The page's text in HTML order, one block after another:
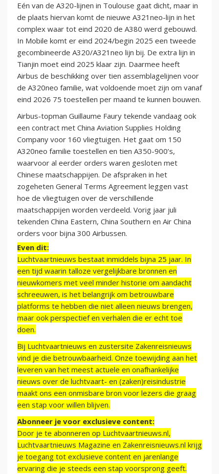
Eén van de A320-lijnen in Toulouse gaat dicht, maar in
de plaats hiervan komt de nieuwe A321neo-lijn in het
complex waar tot eind 2020 de A380 werd gebouwd.
In Mobile komt er eind 2024/begin 2025 een tweede
gecombineerde A320/A321neo lijn bij. De extra lijn in
Tianjin moet eind 2025 klaar zijn. Daarmee heeft
Airbus de beschikking over tien assemblagelijnen voor
de A320neo familie, wat voldoende moet zijn om vanaf
eind 2026 75 toestellen per maand te kunnen bouwen.
Airbus-topman Guillaume Faury tekende vandaag ook
een contract met China Aviation Supplies Holding
Company voor 160 vliegtuigen. Het gaat om 150
A320neo familie toestellen en tien A350-900’s,
waarvoor al eerder orders waren gesloten met
Chinese maatschappijen. De afspraken in het
zogeheten General Terms Agreement leggen vast
hoe de vliegtuigen over de verschillende
maatschappijen worden verdeeld. Vorig jaar juli
tekenden China Eastern, China Southern en Air China
orders voor bijna 300 Airbussen.
Even dit:
Luchtvaartnieuws bestaat inmiddels bijna 25 jaar. In
een tijd waarin talloze vergelijkbare bronnen en
nieuwkomers met veel minder historie om aandacht
schreeuwen, is het belangrijk om betrouwbare
platforms te hebben die niet alleen nieuws brengen,
maar ook perspectief en verhalen die er echt toe
doen.
Bij Luchtvaartnieuws en zustersite Zakenreisnieuws
vind je die betrouwbaarheid. Onze toewijding aan het
leveren van het meest actuele en onafhankelijke
nieuws over de luchtvaart- en (zaken)reisindustrie
maakt ons een onmisbare bron voor lezers die graag
een stap voor willen blijven.
Abonneer je voor exclusieve content:
Door je te abonneren op Luchtvaartnieuws.nl,
Luchtvaartnieuws Magazine en Zakenreisnieuws.nl krijg
je toegang tot exclusieve content en jarenlange
ervaring die je steeds een stap voorsprong geeft.